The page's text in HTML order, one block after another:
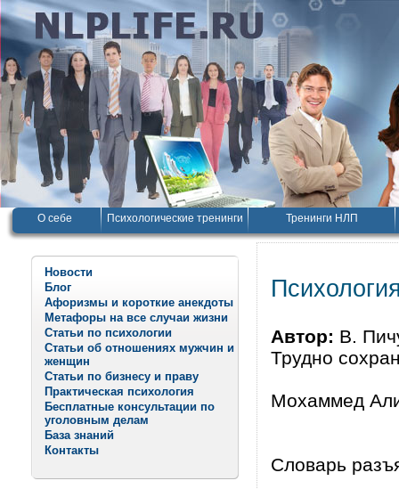
О себе Психологические тренинги Тренинги НЛП
Новости
Блог
Афоризмы и короткие анекдоты
Метафоры на все случаи жизни
Статьи по психологии
Статьи об отношениях мужчин и
женщин
Статьи по бизнесу и праву
Практическая психология
Бесплатные консультации по
уголовным делам
База знаний
Контакты
Автор: В.
Трудно
Мохаммед
Словарь